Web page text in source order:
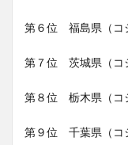
第６位 福島県（コ
第７位 茨城県（コ
第８位 栃木県（コ
第９位 千葉県（コ